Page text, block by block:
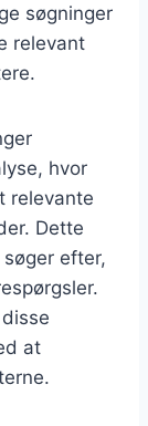
søgninger
relevant
hvor
relevante
Dette
efter,
at